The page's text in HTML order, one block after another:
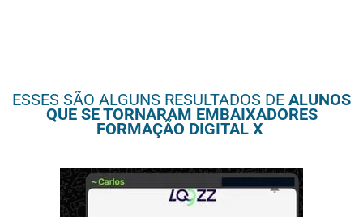
ESSES SÃO ALGUNS RESULTADOS DE ALUNOS
QUE SE TORNARAM EMBAIXADORES
FORMAÇÃO DIGITAL X